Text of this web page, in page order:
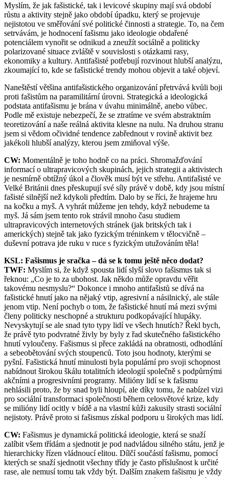
Myslím, že jak fašistické, tak i levicové skupiny mají svá období
růstu a aktivity stejně jako období úpadku, který se projevuje
nejistotou ve směřování své politické činnosti a strategie. To, na čem
setrvávám, je hodnocení fašismu jako ideologie obdařené
potenciálem vynořit se odnikud a zneužít sociálně a politicky
polarizované situace zvláště v souvislosti s otázkami rasy,
ekonomiky a kultury. Antifašisté potřebují rozvinout hlubší analýzu,
zkoumající to, kde se fašistické trendy mohou objevit a také objeví.
Naneštěstí většina antifašistického organizování přetrvává kvůli boji
proti fašistům na paramilitární úrovni. Strategická a ideologická
podstata antifašismu je brána v úvahu minimálně, anebo vůbec.
Podle mě existuje nebezpečí, že se ztratíme ve svém abstraktním
teoretizování a naše reálná aktivita klesne na nulu. Na druhou stranu
jsem si vědom očividné tendence zabřednout v rovině aktivit bez
jakékoli hlubší analýzy, kterou jsem zmiňoval výše.
CW: Momentálně je toho hodně co na práci. Shromažďování
informací o ultrapravicových skupinách, jejich strategii a aktivistech
je nesmírně obtížný úkol a člověk musí být ve střehu. Antifašisté ve
Velké Británii dnes přeskupují své síly právě v době, kdy jsou místní
fašisté silnější než kdykoli předtím. Dalo by se říci, že hrajeme hru
na kočku a myš. A vyhrát můžeme jen tehdy, když nebudeme ta
myš. Já sám jsem tento rok strávil mnoho času studiem
ultrapravicových internetových stránek (jak britských tak i
amerických) stejně tak jako fyzickým tréninkem v tělocvičně –
duševní potrava jde ruku v ruce s fyzickým utužováním těla!
KSL: Fašismus je sračka – dá se k tomu ještě něco dodat?
TWF: Myslím si, že když spousta lidí slyší slovo fašismus tak si
řeknou: „Co je to za ubohost. Jak někdo může opravdu věřit
takovému nesmyslu?“ Dokonce i mnoho antifašistů se dívá na
fašistické hnutí jako na nějaký vtip, agresivní a násilnický, ale stále
jenom vtip. Není pochyb o tom, že fašistické hnutí má mezi svými
členy politicky neschopné a strukturu podkopávající hlupáky.
Nevyskytují se ale snad tyto typy lidí ve všech hnutích? Řekl bych,
že právě tyto podvratné živly by byly z řad skutečného fašistického
hnutí vyloučeny. Fašismus si přece zakládá na obratnosti, odhodlání
a sebeobětování svých stoupenců. Toto jsou hodnoty, kterými se
pyšní. Fašistická hnutí minulosti byla populární pro svoji schopnost
nabídnout širokou škálu totalitních ideologií společně s podpůrnými
akčními a progresivními programy. Milióny lidí se k fašismu
nehlásili proto, že by snad byli hloupí, ale díky tomu, že nabízel vizi
pro sociální transformaci společnosti během celosvětové krize, kdy
se milióny lidí ocitly v bídě a na vlastní kůži zakusily strasti sociální
nejistoty. Právě proto si fašismus získal podporu u širokých mas lidí.
CW: Fašismus je dynamická politická ideologie, která se snaží
zalíbit všem třídám a sjednotit je pod nadvládou silného státu, jenž je
hierarchicky řízen vládnoucí elitou. Dílčí součástí fašismu, pomocí
kterých se snaží sjednotit všechny třídy je často příslušnost k určité
rase, ale nemusí tomu tak vždy být. Dalším znakem fašismu je vždy